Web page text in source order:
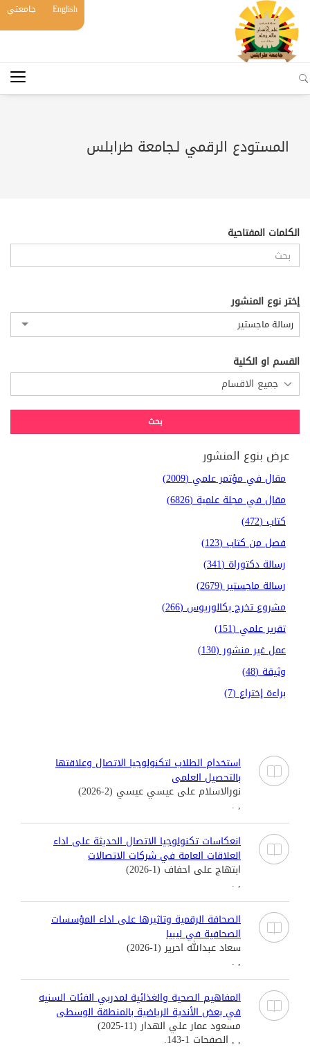
English جامعتي
المستودع الرقمي لـجامعة طرابلس
الكلمات المفتاحية
إختر نوع المنشور
رسالة ماجستير
القسم او الكلية
عرض بنوع المنشور
مقال في مؤتمر علمي (2009)
مقال في مجلة علمية (6826)
كتاب (472)
فصل من كتاب (123)
رسالة دكتوراة (341)
رسالة ماجستير (2679)
مشروع تخرج بكالوريوس (266)
تقرير علمي (151)
عمل غير منشور (130)
وثيقة (48)
براءة إختراع (7)
استخدام الطلاب لتكنولوجيا الاتصال وعلاقتها
بالتحصيل العلمى
نورالاسلام على عيسي عيسي (2-2026)
, .
انعكاسات تكنولوجيا الاتصال الحديثة على اداء
العلاقات العامة في شركات الاتصالات
ابتهاج على احفاف (1-2026)
, .
الصحافة الرقمية وتاثيرها على اداء المؤسسات
الصحافية في ليبيا
سعاد عبدالله احرير (1-2026)
, .
المفاهيم الصحية والغذائية لمدربي الفئات السنيه
في بعض الأندية الرياضية بالمنطقة الوسطى
مسعود عمار علي الهدار (11-2025)
, , الصفحات 1-143.